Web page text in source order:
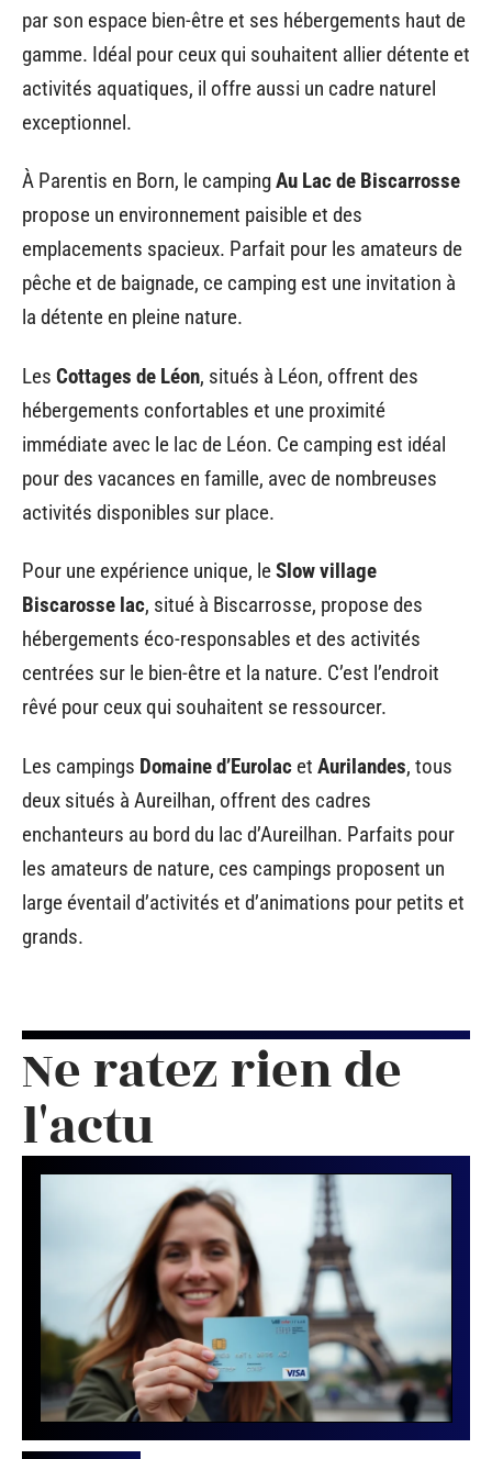
par son espace bien-être et ses hébergements haut de
gamme. Idéal pour ceux qui souhaitent allier détente et
activités aquatiques, il offre aussi un cadre naturel
exceptionnel.
À Parentis en Born, le campingAu Lac de Biscarrosse
propose un environnement paisible et des
emplacements spacieux. Parfait pour les amateurs de
pêche et de baignade, ce camping est une invitation à
la détente en pleine nature.
Les Cottages de Léon, situés à Léon, offrent des
hébergements confortables et une proximité
immédiate avec le lac de Léon. Ce camping est idéal
pour des vacances en famille, avec de nombreuses
activités disponibles sur place.
Pour une expérience unique, leSlow village
Biscarosse lac, situé à Biscarrosse, propose des
hébergements éco-responsables et des activités
centrées sur le bien-être et la nature. C’est l’endroit
rêvé pour ceux qui souhaitent se ressourcer.
Les campings Domaine d’Eurolac et Aurilandes, tous
deux situés à Aureilhan, offrent des cadres
enchanteurs au bord du lac d’Aureilhan. Parfaits pour
les amateurs de nature, ces campings proposent un
large éventail d’activités et d’animations pour petits et
grands.
Ne ratez rien de
l'actu